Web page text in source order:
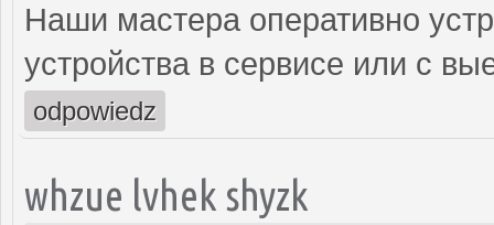
Наши мастера оперативно
устройства в сервисе или с
odpowiedz
whzue lvhek shyzk